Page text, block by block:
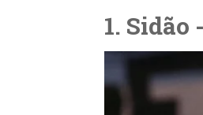
1. Sidão